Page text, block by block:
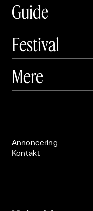
Guide
Festival
 Art Matter Festival
Mere
Annoncering
Kontakt